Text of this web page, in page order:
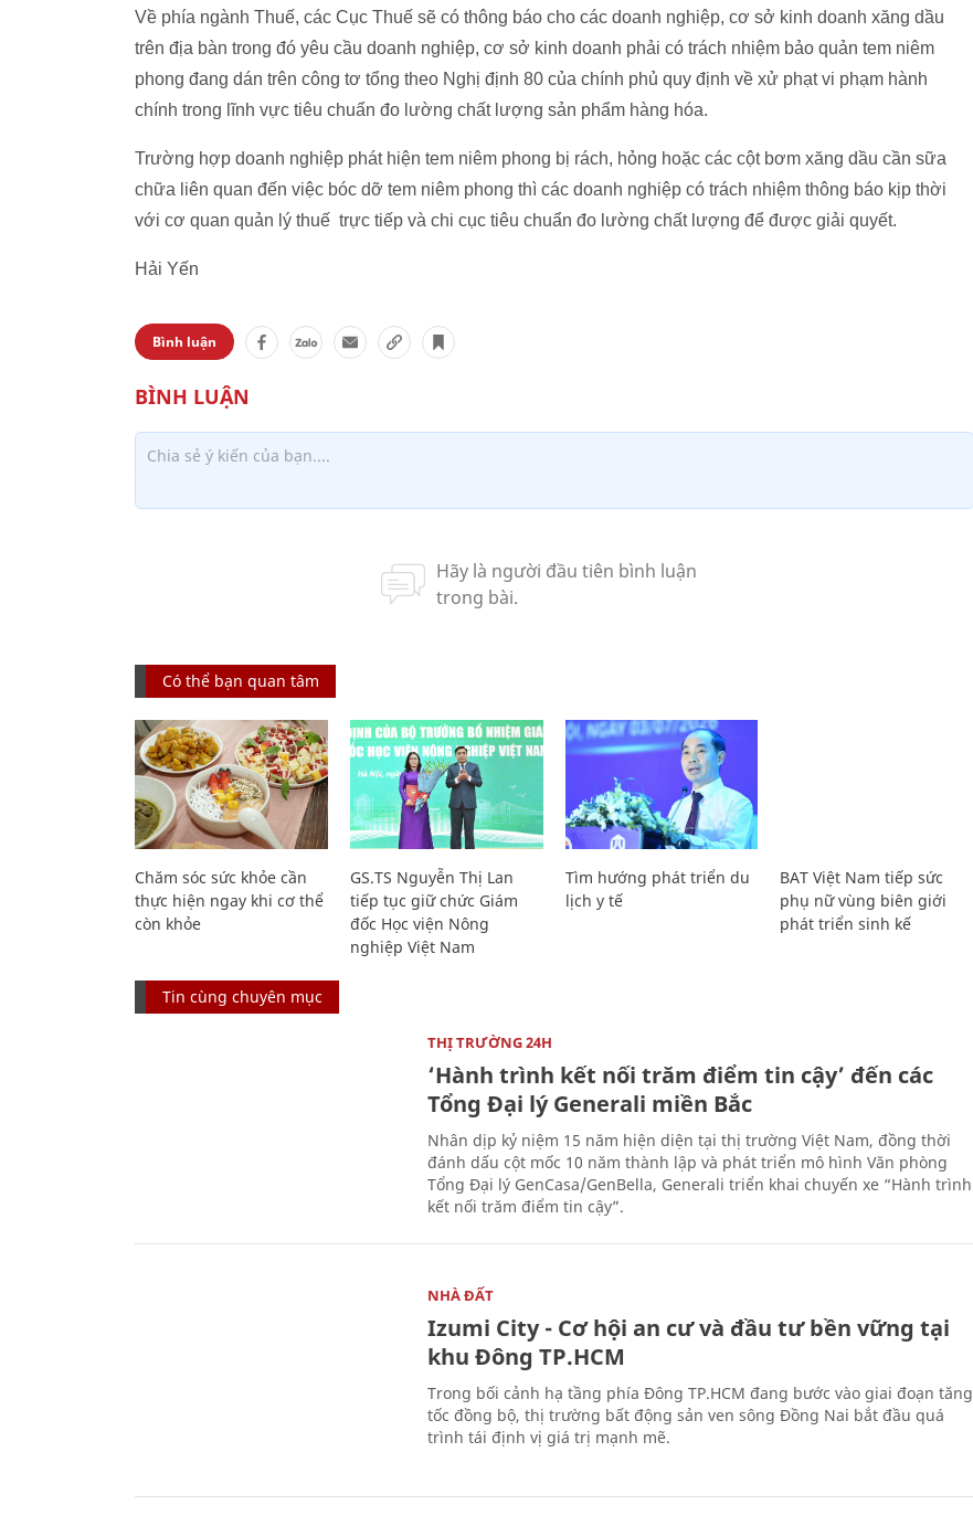
Về phía ngành Thuế, các Cục Thuế sẽ có thông báo cho các doanh nghiệp, cơ sở kinh doanh xăng dầu
trên địa bàn trong đó yêu cầu doanh nghiệp, cơ sở kinh doanh phải có trách nhiệm bảo quản tem niêm
phong đang dán trên công tơ tổng theo Nghị định 80 của chính phủ quy định về xử phạt vi phạm hành
chính trong lĩnh vực tiêu chuẩn đo lường chất lượng sản phẩm hàng hóa.
Trường hợp doanh nghiệp phát hiện tem niêm phong bị rách, hỏng hoặc các cột bơm xăng dầu cần sữa
chữa liên quan đến việc bóc dỡ tem niêm phong thì các doanh nghiệp có trách nhiệm thông báo kịp thời
với cơ quan quản lý thuế trực tiếp và chi cục tiêu chuẩn đo lường chất lượng để được giải quyết.
Hải Yến
Bình luận
Có thể bạn quan tâm
Chăm sóc sức khỏe cần
thực hiện ngay khi cơ thể
còn khỏe
GS.TS Nguyễn Thị Lan
tiếp tục giữ chức Giám
đốc Học viện Nông
nghiệp Việt Nam
Tìm hướng phát triển du
lịch y tế
BAT Việt Nam tiếp sức
phụ nữ vùng biên giới
phát triển sinh kế
Tin cùng chuyên mục
THỊ TRƯỜNG 24H
‘Hành trình kết nối trăm điểm tin cậy’ đến các
Tổng Đại lý Generali miền Bắc
Nhân dịp kỷ niệm 15 năm hiện diện tại thị trường Việt Nam, đồng thời
đánh dấu cột mốc 10 năm thành lập và phát triển mô hình Văn phòng
Tổng Đại lý GenCasa/GenBella, Generali triển khai chuyến xe “Hành trình
kết nối trăm điểm tin cậy”.
NHÀ ĐẤT
Izumi City - Cơ hội an cư và đầu tư bền vững tại
khu Đông TP.HCM
Trong bối cảnh hạ tầng phía Đông TP.HCM đang bước vào giai đoạn tăng
tốc đồng bộ, thị trường bất động sản ven sông Đồng Nai bắt đầu quá
trình tái định vị giá trị mạnh mẽ.